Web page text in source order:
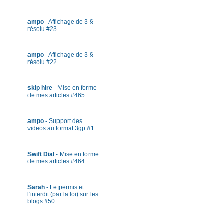
ampo - Affichage de 3 § --
résolu #23
ampo - Affichage de 3 § --
résolu #22
skip hire - Mise en forme
de mes articles #465
ampo - Support des
videos au format 3gp #1
Swift Dial - Mise en forme
de mes articles #464
Sarah - Le permis et
l'interdit (par la loi) sur les
blogs #50